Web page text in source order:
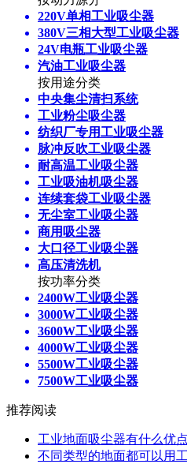
220V单相工业吸尘器
380V三相大型工业吸尘器
24V电瓶工业吸尘器
汽油工业吸尘器
按用途分类
中央集尘清扫系统
工业粉尘吸尘器
纺织厂专用工业吸尘器
脉冲反吹工业吸尘器
耐高温工业吸尘器
工业吸油机吸尘器
连续套袋工业吸尘器
无尘室工业吸尘器
商用吸尘器
大口径工业吸尘器
高压清洗机
按功率分类
2400W工业吸尘器
3000W工业吸尘器
3600W工业吸尘器
4000W工业吸尘器
5500W工业吸尘器
7500W工业吸尘器
推荐阅读
工业地面吸尘器有什么优点
不同类型的地面都可以用